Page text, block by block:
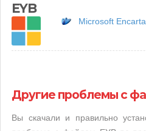
EYB
Microsoft Encarta
Другие проблемы с
Вы скачали и правильно